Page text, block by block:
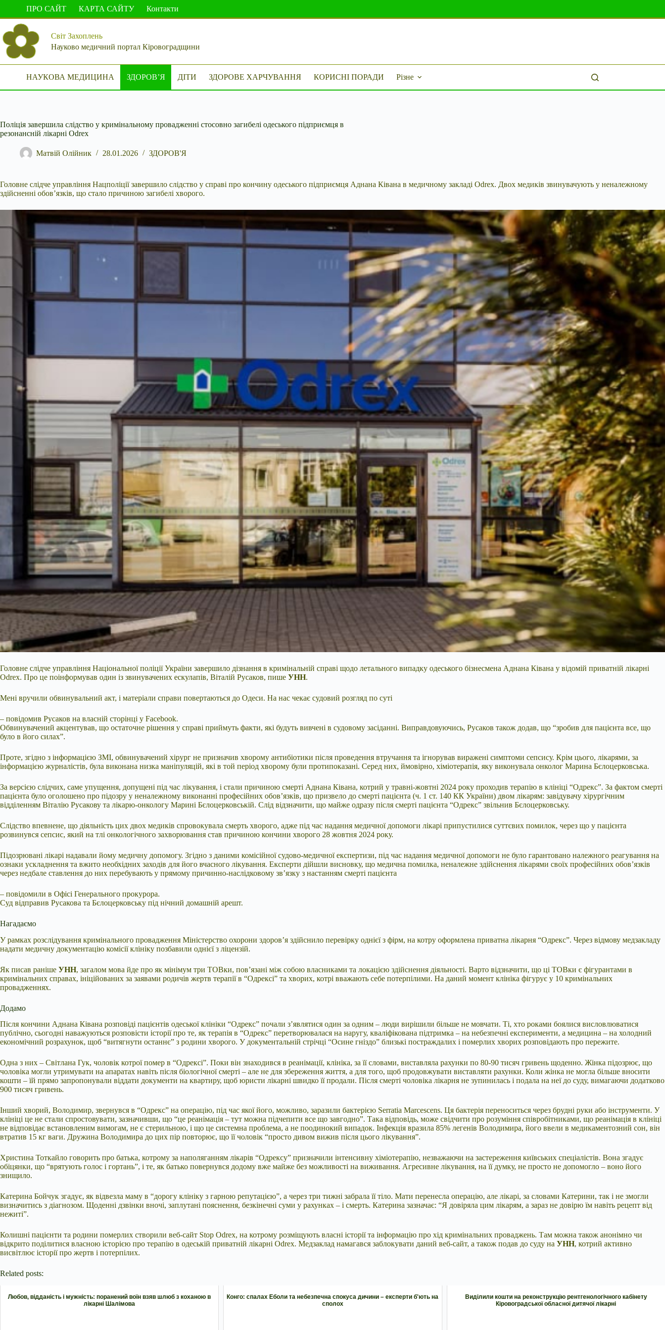
вмісту
ПРО САЙТ КАРТА САЙТУ Контакти
Світ Захоплень
Науково медичний портал Кіровоградщини
НАУКОВА МЕДИЦИНА ЗДОРОВ’Я ДІТИ ЗДОРОВЕ ХАРЧУВАННЯ КОРИСНІ ПОРАДИ Різне
Поліція завершила слідство у кримінальному провадженні стосовно загибелі одеського підприємця в
резонансній лікарні Odrex
Матвій Олійник 28.01.2026 ЗДОРОВ'Я
Головне слідче управління Нацполіції завершило слідство у справі про кончину одеського підприємця Аднана Ківана в медичному закладі Odrex. Двох медиків звинувачують у неналежному
здійсненні обов’язків, що стало причиною загибелі хворого.
Головне слідче управління Національної поліції України завершило дізнання в кримінальній справі щодо летального випадку одеського бізнесмена Аднана Ківана у відомій приватній лікарні
Odrex. Про це поінформував один із звинувачених ескулапів, Віталій Русаков, пише УНН.
Мені вручили обвинувальний акт, і матеріали справи повертаються до Одеси. На нас чекає судовий розгляд по суті
– повідомив Русаков на власній сторінці у Facebook.
Обвинувачений акцентував, що остаточне рішення у справі приймуть факти, які будуть вивчені в судовому засіданні. Виправдовуючись, Русаков також додав, що “зробив для пацієнта все, що
було в його силах”.
Проте, згідно з інформацією ЗМІ, обвинувачений хірург не призначив хворому антибіотики після проведення втручання та ігнорував виражені симптоми сепсису. Крім цього, лікарями, за
інформацією журналістів, була виконана низка маніпуляцій, які в той період хворому були протипоказані. Серед них, ймовірно, хіміотерапія, яку виконувала онколог Марина Бєлоцерковська.
За версією слідчих, саме упущення, допущені під час лікування, і стали причиною смерті Аднана Ківана, котрий у травні-жовтні 2024 року проходив терапію в клініці “Одрекс”. За фактом смерті
пацієнта було оголошено про підозру у неналежному виконанні професійних обов’язків, що призвело до смерті пацієнта (ч. 1 ст. 140 КК України) двом лікарям: завідувачу хірургічним
відділенням Віталію Русакову та лікарю-онкологу Марині Бєлоцерковській. Слід відзначити, що майже одразу після смерті пацієнта “Одрекс” звільнив Бєлоцерковську.
Слідство впевнене, що діяльність цих двох медиків спровокувала смерть хворого, адже під час надання медичної допомоги лікарі припустилися суттєвих помилок, через що у пацієнта
розвинувся сепсис, який на тлі онкологічного захворювання став причиною кончини хворого 28 жовтня 2024 року.
Підозрювані лікарі надавали йому медичну допомогу. Згідно з даними комісійної судово-медичної експертизи, під час надання медичної допомоги не було гарантовано належного реагування на
ознаки ускладнення та вжито необхідних заходів для його вчасного лікування. Експерти дійшли висновку, що медична помилка, неналежне здійснення лікарями своїх професійних обов’язків
через недбале ставлення до них перебувають у прямому причинно-наслідковому зв’язку з настанням смерті пацієнта
– повідомили в Офісі Генерального прокурора.
Суд відправив Русакова та Бєлоцерковську під нічний домашній арешт.
Нагадаємо
У рамках розслідування кримінального провадження Міністерство охорони здоровʼя здійснило перевірку однієї з фірм, на котру оформлена приватна лікарня “Одрекс”. Через відмову медзакладу
надати медичну документацію комісії клініку позбавили однієї з ліцензій.
Як писав раніше УНН, загалом мова йде про як мінімум три ТОВки, пов’язані між собою власниками та локацією здійснення діяльності. Варто відзначити, що ці ТОВки є фігурантами в
кримінальних справах, ініційованих за заявами родичів жертв терапії в “Одрексі” та хворих, котрі вважають себе потерпілими. На даний момент клініка фігурує у 10 кримінальних
провадженнях.
Додамо
Після кончини Аднана Ківана розповіді пацієнтів одеської клініки “Одрекс” почали з’являтися один за одним – люди вирішили більше не мовчати. Ті, хто роками боялися висловлюватися
публічно, сьогодні наважуються розповісти історії про те, як терапія в “Одрекс” перетворювалася на наругу, кваліфікована підтримка – на небезпечні експерименти, а медицина – на холодний
економічний розрахунок, щоб “витягнути останнє” з родини хворого. У документальній стрічці “Осине гніздо” близькі постраждалих і померлих хворих розповідають про пережите.
Одна з них – Світлана Гук, чоловік котрої помер в “Одрексі”. Поки він знаходився в реанімації, клініка, за її словами, виставляла рахунки по 80-90 тисяч гривень щоденно. Жінка підозрює, що
чоловіка могли утримувати на апаратах навіть після біологічної смерті – але не для збереження життя, а для того, щоб продовжувати виставляти рахунки. Коли жінка не могла більше вносити
кошти – їй прямо запропонували віддати документи на квартиру, щоб юристи лікарні швидко її продали. Після смерті чоловіка лікарня не зупинилась і подала на неї до суду, вимагаючи додатково
900 тисяч гривень.
Інший хворий, Володимир, звернувся в “Одрекс” на операцію, під час якої його, можливо, заразили бактерією Serratia Marcescens. Ця бактерія переноситься через брудні руки або інструменти. У
клініці це не стали спростовувати, зазначивши, що “це реанімація – тут можна підчепити все що завгодно”. Така відповідь, може свідчити про розуміння співробітниками, що реанімація в клініці
не відповідає встановленим вимогам, не є стерильною, і що це системна проблема, а не поодинокий випадок. Інфекція вразила 85% легенів Володимира, його ввели в медикаментозний сон, він
втратив 15 кг ваги. Дружина Володимира до цих пір повторює, що її чоловік “просто дивом вижив після цього лікування”.
Христина Тоткайло говорить про батька, котрому за наполяганням лікарів “Одрексу” призначили інтенсивну хіміотерапію, незважаючи на застереження київських спеціалістів. Вона згадує
обіцянки, що “врятують голос і гортань”, і те, як батько повернувся додому вже майже без можливості на виживання. Агресивне лікування, на її думку, не просто не допомогло – воно його
знищило.
Катерина Бойчук згадує, як відвезла маму в “дорогу клініку з гарною репутацією”, а через три тижні забрала її тіло. Мати перенесла операцію, але лікарі, за словами Катерини, так і не змогли
визначитись з діагнозом. Щоденні дзвінки вночі, заплутані пояснення, безкінечні суми у рахунках – і смерть. Катерина зазначає: “Я довіряла цим лікарям, а зараз не довірю їм навіть рецепт від
нежиті”.
Колишні пацієнти та родини померлих створили веб-сайт Stop Odrex, на котрому розміщують власні історії та інформацію про хід кримінальних проваджень. Там можна також анонімно чи
відкрито поділитися власною історією про терапію в одеській приватній лікарні Odrex. Медзаклад намагався заблокувати даний веб-сайт, а також подав до суду на УНН, котрий активно
висвітлює історії про жертв і потерпілих.
Related posts:
Любов, відданість і мужність: поранений воїн взяв шлюб з коханою в
лікарні Шалімова
Конго: спалах Еболи та небезпечна спокуса дичини – експерти б'ють на
сполох
Виділили кошти на реконструкцію рентгенологічного кабінету
Кіровоградської обласної дитячої лікарні